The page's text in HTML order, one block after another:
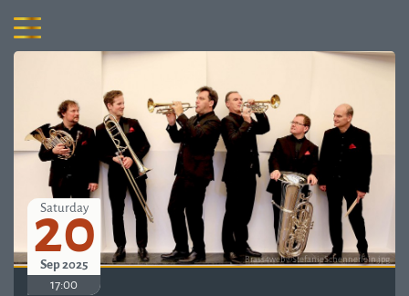
Brass4web©StefanieSchennerlein.jpg
Saturday
20
Sep 2025
17:00